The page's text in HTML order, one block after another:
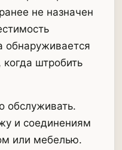
не назначен
обнаруживается
когда штробить
обслуживать.
и соединениям
или мебелью.